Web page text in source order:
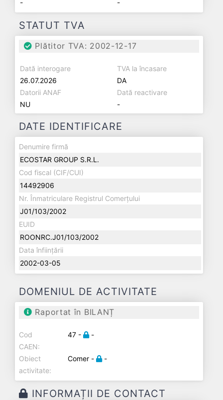
- -
STATUT TVA
Plătitor TVA: 2002-12-17
Dată interogare
26.07.2026
TVA la încasare
DA
Datorii ANAF
NU
Dată reactivare
-
DATE IDENTIFICARE
Denumire firmă
ECOSTAR GROUP S.R.L.
Cod fiscal (CIF/CUI)
14492906
Nr. Înmatriculare Registrul Comerțului
J01/103/2002
EUID
ROONRC.J01/103/2002
Data înființării
2002-03-05
DOMENIUL DE ACTIVITATE
Raportat în BILANȚ
Cod
CAEN:
47 - -
Obiect
activitate:
Comer - -
INFORMAȚII DE CONTACT